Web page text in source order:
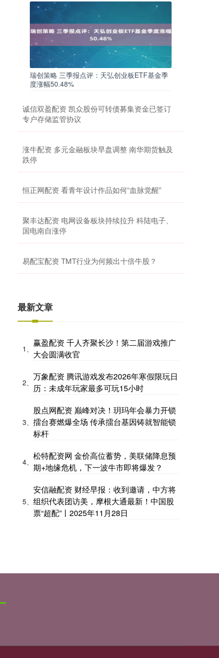
瑞创策略 三季报点评：天弘创业板ETF基金季
度涨幅50.48%
诚信双盈配资 凯众股份可转债募集资金已签订
专户存储监管协议
涨牛配资 多元金融板块早盘调整 南华期货触及
跌停
恒正网配资 看青年设计作品如何“血脉觉醒”
聚丰达配资 电网设备板块持续拉升 科陆电子、
国电南自涨停
易配宝配资 TMT行业为何频出十倍牛股？
最新文章
1、
赢盈配资 千人齐聚长沙！第二届游戏推广
大会圆满收官
2、
万象配资 腾讯游戏发布2026年寒假限玩日
历：未成年玩家最多可玩15小时
3、
股点网配资 巅峰对决！玥玛年会暴力开锁
擂台赛燃爆全场 传承擂台基因铸就智能锁
标杆
4、
松特配资网 金价高位蓄势，美联储降息预
期+地缘危机，下一波牛市即将爆发？
5、
安信融配资 财经早报：收到邀请，中方将
组织代表团访美，摩根大通最新！中国股
票“超配”丨2025年11月28日